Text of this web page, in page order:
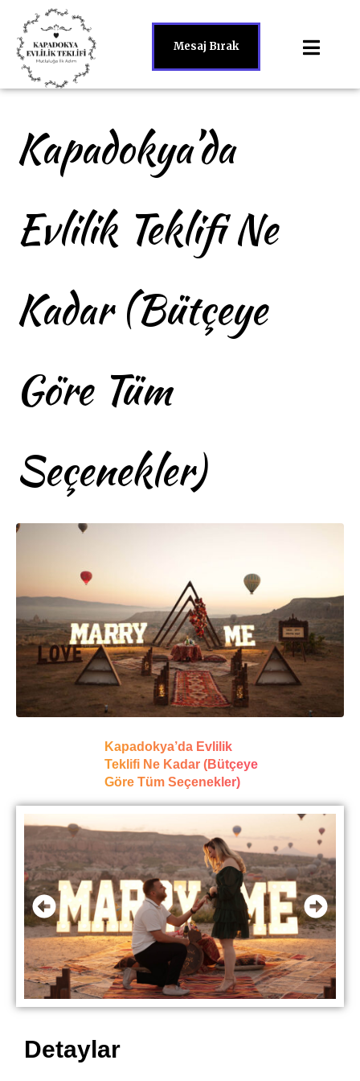
Mesaj Bırak
Kapadokya’da
Evlilik Teklifi Ne
Kadar (Bütçeye
Göre Tüm
Seçenekler)
Kapadokya’da Evlilik
Teklifi Ne Kadar (Bütçeye
Göre Tüm Seçenekler)
Detaylar